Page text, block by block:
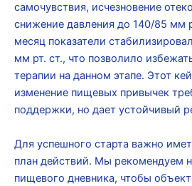
самочувствия, исчезновение
снижение давления до 140/85 мм
месяц показатели
мм рт. ст., что позволило
терапии на данном этапе. Этот
изменение пищевых привычек
поддержки, но дает устойчивый
Для успешного старта важно
план действий. Мы рекомендуем
пищевого дневника, чтобы